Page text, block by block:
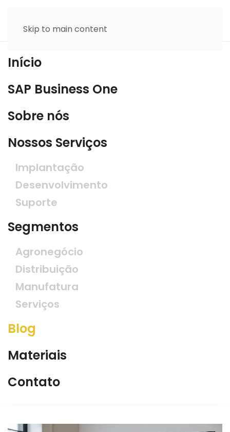
Skip to main content
Início
SAP Business One
Sobre nós
Nossos Serviços
Implantação
Desenvolvimento
Suporte
Segmentos
Agronegócio
Distribuição
Manufatura
Serviços
Blog
Materiais
Contato